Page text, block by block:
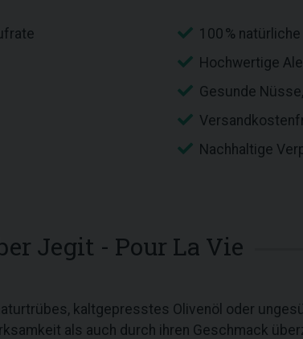
100 %
Hochwertige
Gesunde
Nachhaltige
Jegit - Pour La Vie
kaltgepresstes Olivenöl oder
als auch durch ihren Geschmack